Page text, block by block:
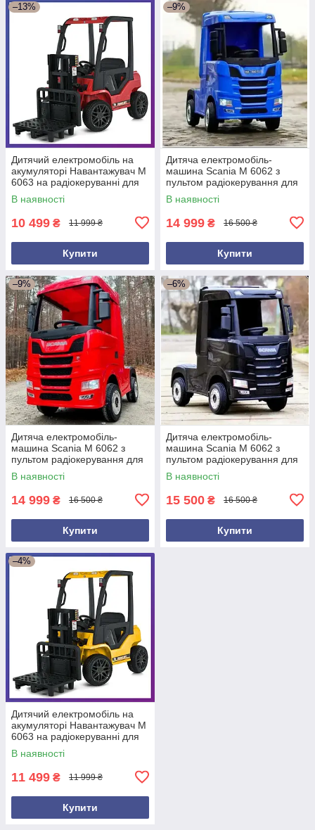
–13%
Дитячий електромобіль на
акумуляторі Навантажувач M
6063 на радіокеруванні для
дітей 3-8 років Червоний
В наявності
10 499 ₴ 11 999 ₴
Купити
–9%
Дитяча електромобіль-
машина Scania M 6062 з
пультом радіокерування для
дітей 3-8 років Синій
В наявності
14 999 ₴ 16 500 ₴
Купити
–9%
Дитяча електромобіль-
машина Scania M 6062 з
пультом радіокерування для
дітей 3-8 років Червоний
В наявності
14 999 ₴ 16 500 ₴
Купити
–6%
Дитяча електромобіль-
машина Scania M 6062 з
пультом радіокерування для
дітей 3-8 років Чорний
В наявності
15 500 ₴ 16 500 ₴
Купити
–4%
Дитячий електромобіль на
акумуляторі Навантажувач M
6063 на радіокеруванні для
дітей 3-8 років Жовтий
В наявності
11 499 ₴ 11 999 ₴
Купити